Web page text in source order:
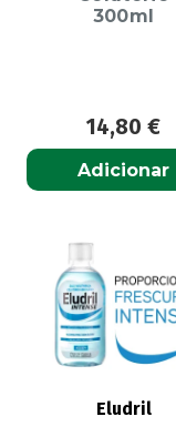
300ml
14,80 €
Adicionar
Eludril